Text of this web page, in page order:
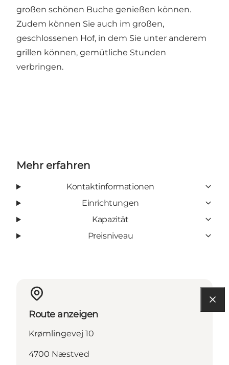
großen schönen Buche genießen können.
Zudem können Sie auch im großen,
geschlossenen Hof, in dem Sie unter anderem
grillen können, gemütliche Stunden
verbringen.
Mehr erfahren
Kontaktinformationen
Einrichtungen
Kapazität
Preisniveau
Route anzeigen
Krømlingevej 10
4700 Næstved